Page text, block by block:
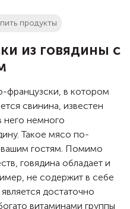
продукты
из говядины с
французски, в котором
свинина, известен
него немного
Такое мясо по-
гостям. Помимо
говядина обладает и
не содержит в себе
достаточно
витаминами группы